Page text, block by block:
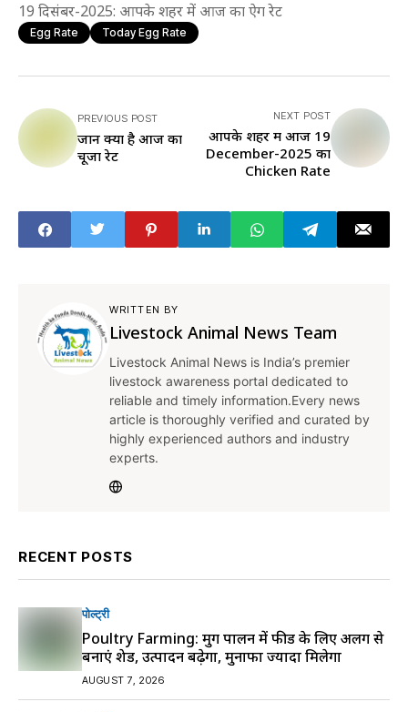
19 दिसंबर-2025: आपके शहर में आज का ऐग रेट
Egg Rate Today Egg Rate
PREVIOUS POST
जानें क्या है आज का
चूजा रेट
NEXT POST
आपके शहर में आज 19
December-2025 का
Chicken Rate
WRITTEN BY
Livestock Animal News Team
Livestock Animal News is India’s premier
livestock awareness portal dedicated to
reliable and timely information.Every news
article is thoroughly verified and curated by
highly experienced authors and industry
experts.
RECENT POSTS
पोल्ट्री
Poultry Farming: मुर्गी पालन में फीड के लिए अलग से
बनाएं शेड, उत्पादन बढ़ेगा, मुनाफा ज्यादा मिलेगा
AUGUST 7, 2026